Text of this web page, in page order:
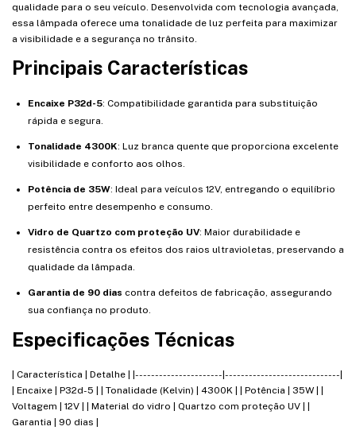
qualidade para o seu veículo. Desenvolvida com tecnologia avançada,
essa lâmpada oferece uma tonalidade de luz perfeita para maximizar
a visibilidade e a segurança no trânsito.
Principais Características
Encaixe P32d-5: Compatibilidade garantida para substituição
rápida e segura.
Tonalidade 4300K: Luz branca quente que proporciona excelente
visibilidade e conforto aos olhos.
Potência de 35W: Ideal para veículos 12V, entregando o equilíbrio
perfeito entre desempenho e consumo.
Vidro de Quartzo com proteção UV: Maior durabilidade e
resistência contra os efeitos dos raios ultravioletas, preservando a
qualidade da lâmpada.
Garantia de 90 dias contra defeitos de fabricação, assegurando
sua confiança no produto.
Especificações Técnicas
| Característica | Detalhe | |----------------------|-----------------------------|
| Encaixe | P32d-5 | | Tonalidade (Kelvin) | 4300K | | Potência | 35W | |
Voltagem | 12V | | Material do vidro | Quartzo com proteção UV | |
Garantia | 90 dias |